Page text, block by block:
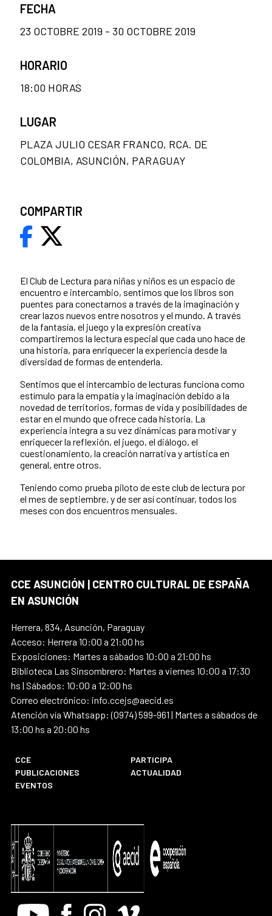
El Club de Lectura para niñas y niños es un espacio de
encuentro e intercambio, sentimos que los libros son
puentes para conectarnos a través de la imaginación y
crear lazos nuevos entre nosotros y el mundo. A través
de la fantasía, el juego y la expresión creativa
compartiremos la lectura especial que cada uno hace de
una historia, para enriquecer la experiencia desde la
diversidad de formas de entenderla.
Sentimos que el intercambio de lecturas funciona como
estímulo para la empatía y la imaginación debido a la
novedad de territorios, formas de vida y posibilidades de
estar en el mundo que ofrece cada historia. La
experiencia integra a su vez dinámicas para motivar y
enriquecer la reflexión, el juego, el diálogo, el
cuestionamiento, la creación narrativa y artística en
general, entre otros.
Teniendo como prueba piloto de este club de lectura por
el mes de septiembre, y de ser así continuar, todos los
meses con dos encuentros mensuales.
FECHA
23 OCTOBRE 2019 - 30 OCTOBRE 2019
HORARIO
18:00 HORAS
LUGAR
PLAZA JULIO CESAR FRANCO, RCA. DE
COLOMBIA, ASUNCIÓN, PARAGUAY
COMPARTIR
CCE ASUNCIÓN | CENTRO CULTURAL DE ESPAÑA
EN ASUNCIÓN
Herrera, 834, Asunción, Paraguay
Acceso: Herrera 10:00 a 21:00 hs
Exposiciones: Martes a sábados 10:00 a 21:00 hs
Biblioteca Las Sinsombrero: Martes a viernes 10:00 a 17:30
hs | Sábados: 10:00 a 12:00 hs
Correo electrónico: info.ccejs@aecid.es
Atención vía Whatsapp: (0974) 599-961 | Martes a sábados de
13:00 hs a 20:00 hs
CCE
PARTICIPA
PUBLICACIONES
ACTUALIDAD
EVENTOS
Youtube FacebookInstagram
Vimeo